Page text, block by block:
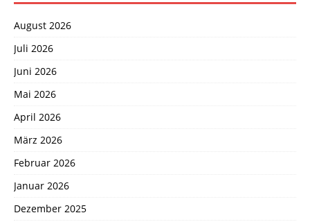
August 2026
Juli 2026
Juni 2026
Mai 2026
April 2026
März 2026
Februar 2026
Januar 2026
Dezember 2025